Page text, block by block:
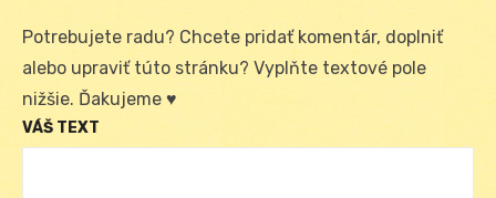
Potrebujete radu? Chcete pridať komentár, doplniť
alebo upraviť túto stránku? Vyplňte textové pole
nižšie. Ďakujeme ♥
VÁŠ TEXT